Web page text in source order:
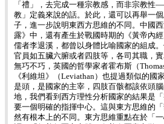
「禮」，去完成一種宗教感，而非宗教
教」定義來說的話。於此，還可以再舉一
子，進一步說明東西方思維的不同。中國
露》中，還有產生於戰國時期的《黃帝內
儒者李退溪，都曾以身體比喻國家的組成
官員如五臟六腑或者四肢等，各司其職，實
無巧不巧，英國的哲學家者霍布斯（
《利維坦》（Leviathan）也提過類似的國
是頭，是國家的主宰，四肢百骸都該依頭
地，我們看到西方理性分析國家的結果是
要一個明確的指揮中心。這與東方思維的
然有根本上的不同。東方思維重點在於「